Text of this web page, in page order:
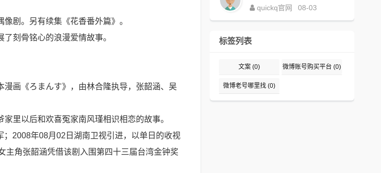
剧。另有续集《花香番外篇》。
刻骨铭心的浪漫爱情故事。
画《ろまんす》，由林合隆执导，张韶涵、吴
里以后和欢喜冤家南风瑾相识相恋的故事。
；2008年08月02日湖南卫视引进，以单日的收视
主角张韶涵凭借该剧入围第四十三届台湾金钟奖
quickq官网
08-03
标签列表
文案 (0) 微博账号购买平台 (0)
微博老号哪里找 (0)